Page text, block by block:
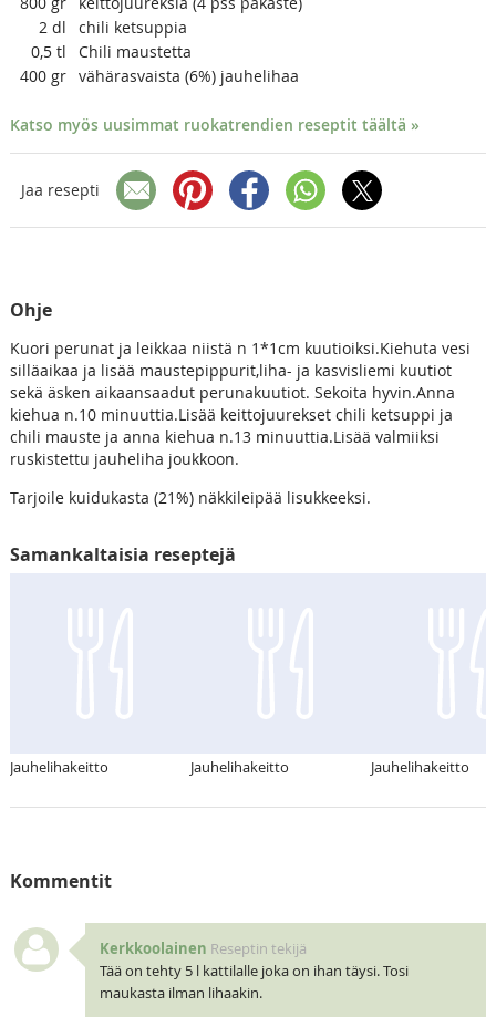
2 dl
chili ketsuppia
0,5 tl
Chili maustetta
400 gr vähärasvaista (6%) jauhelihaa
Katso myös uusimmat ruokatrendien reseptit täältä »
Jaa resepti
Ohje
Kuori perunat ja leikkaa niistä n 1*1cm kuutioiksi.Kiehuta vesi
silläaikaa ja lisää maustepippurit,liha- ja kasvisliemi kuutiot
sekä äsken aikaansaadut perunakuutiot. Sekoita hyvin.Anna
kiehua n.10 minuuttia.Lisää keittojuurekset chili ketsuppi ja
chili mauste ja anna kiehua n.13 minuuttia.Lisää valmiiksi
ruskistettu jauheliha joukkoon.
Tarjoile kuidukasta (21%) näkkileipää lisukkeeksi.
Samankaltaisia reseptejä
Jauhelihakeitto Jauhelihakeitto Jauhelihakeitto
Kommentit
Kerkkoolainen Reseptin tekijä
Tää on tehty 5 l kattilalle joka on ihan täysi. Tosi
maukasta ilman lihaakin.